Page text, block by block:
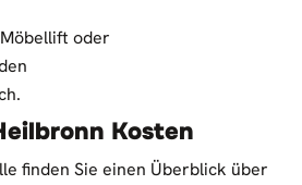
oder
Kosten
finden Sie einen Überblick über